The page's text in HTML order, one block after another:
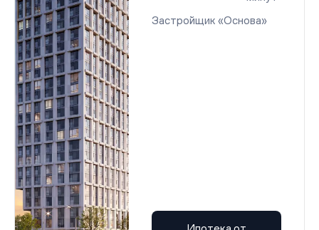
Застройщик «Основа»